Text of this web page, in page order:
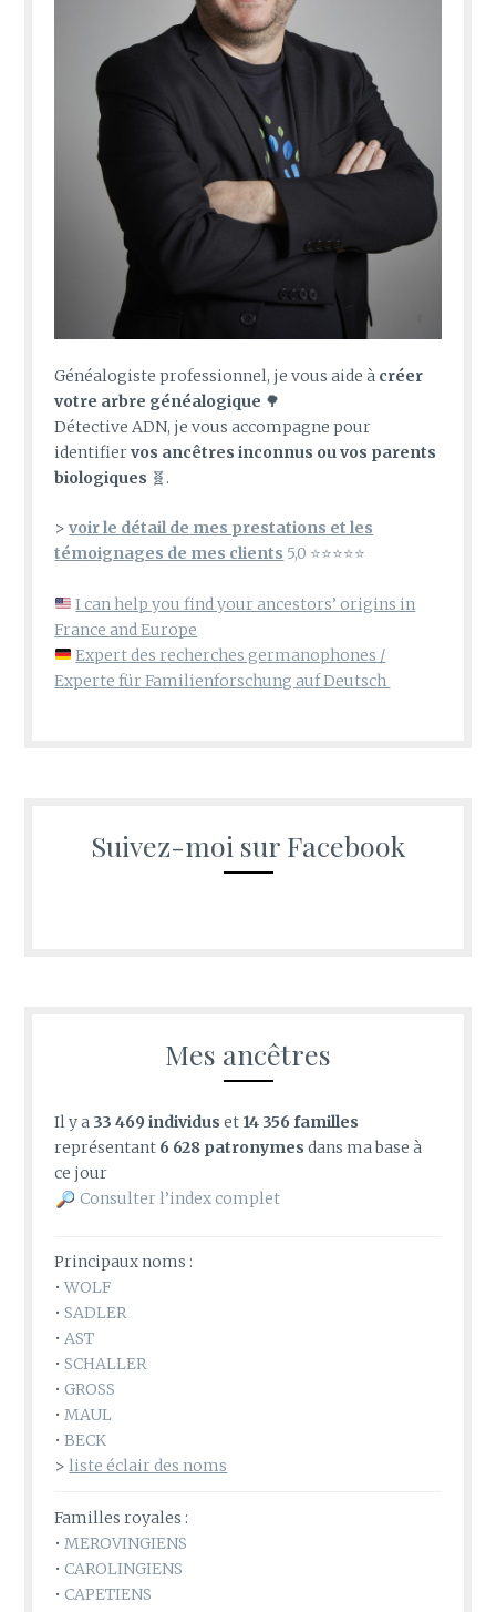
Généalogiste professionnel, je vous aide à créer
votre arbre généalogique 🌳
Détective ADN, je vous accompagne pour
identifiervos ancêtres inconnus ou vos parents
biologiques 🧬.
>voir le détail de mes prestations et les
témoignages de mes clients 5,0 ⭐⭐⭐⭐⭐
I can help you find your ancestors’ origins in
France and Europe
Expert des recherches germanophones /
Experte für Familienforschung auf Deutsch
Suivez-moi sur Facebook
Mes ancêtres
Il y a 33 469 individus et 14 356 familles
représentant 6 628 patronymes dans ma base à
ce jour
Consulter l’index complet
Principaux noms :
•WOLF
•SADLER
•AST
•SCHALLER
•GROSS
•MAUL
•BECK
>liste éclair des noms
Familles royales :
•MEROVINGIENS
•CAROLINGIENS
•CAPETIENS